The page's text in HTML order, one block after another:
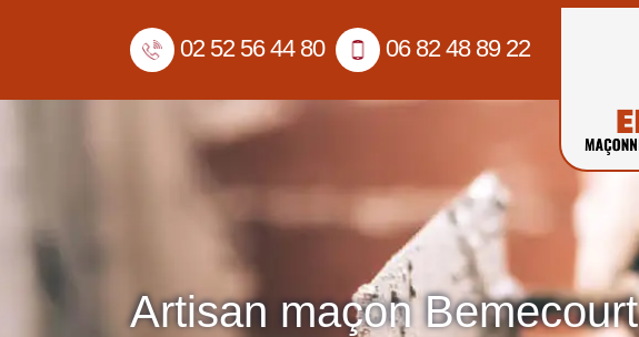
02 52 56 44 80 06 82 48 89 22
Artisan maçon Bemecourt